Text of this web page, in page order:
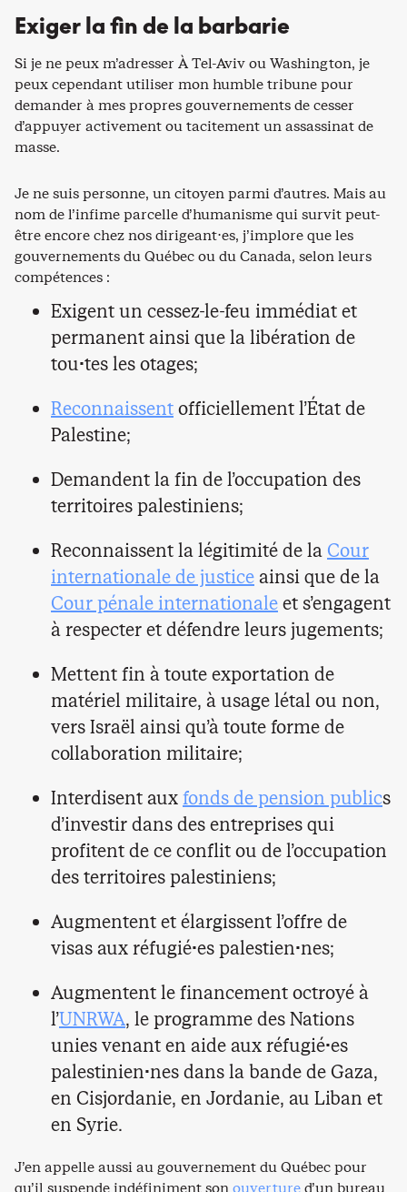
Exiger la fin de la barbarie
Si je ne peux m’adresser À Tel-Aviv ou Washington, je
peux cependant utiliser mon humble tribune pour
demander à mes propres gouvernements de cesser
d’appuyer activement ou tacitement un assassinat de
masse.
Je ne suis personne, un citoyen parmi d’autres. Mais au
nom de l’infime parcelle d’humanisme qui survit peut-
être encore chez nos dirigeant⋅es, j’implore que les
gouvernements du Québec ou du Canada, selon leurs
compétences :
Exigent un cessez-le-feu immédiat et
permanent ainsi que la libération de
tou·tes les otages;
Reconnaissentofficiellement l’État de
Palestine;
Demandent la fin de l’occupation des
territoires palestiniens;
Reconnaissent la légitimité de la Cour
internationale de justiceainsi que de la
Cour pénale internationaleet s’engagent
à respecter et défendre leurs jugements;
Mettent fin à toute exportation de
matériel militaire, à usage létal ou non,
vers Israël ainsi qu’à toute forme de
collaboration militaire;
Interdisent auxfonds de pension publics
d’investir dans des entreprises qui
profitent de ce conflit ou de l’occupation
des territoires palestiniens;
Augmentent et élargissent l’offre de
visas aux réfugié·es palestien·nes;
Augmentent le financement octroyé à
l’UNRWA, le programme des Nations
unies venant en aide aux réfugié·es
palestinien·nes dans la bande de Gaza,
en Cisjordanie, en Jordanie, au Liban et
en Syrie.
J’en appelle aussi au gouvernement du Québec pour
qu’il suspende indéfiniment son ouvertured’un bureau